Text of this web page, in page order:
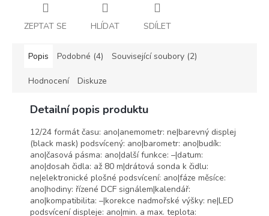
ZEPTAT SE HLÍDAT SDÍLET
Popis Podobné (4) Související soubory (2)
Hodnocení Diskuze
Detailní popis produktu
12/24 formát času: ano|anemometr: ne|barevný displej
(black mask) podsvícený: ano|barometr: ano|budík:
ano|časová pásma: ano|další funkce: –|datum:
ano|dosah čidla: až 80 m|drátová sonda k čidlu:
ne|elektronické plošné podsvícení: ano|fáze měsíce:
ano|hodiny: řízené DCF signálem|kalendář:
ano|kompatibilita: –|korekce nadmořské výšky: ne|LED
podsvícení displeje: ano|min. a max. teplota: